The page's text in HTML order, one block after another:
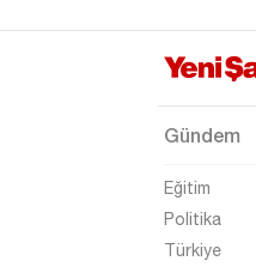
Şanlıurfa
Şırnak
Tokat
Trabzon
Gündem
Eğitim
Politika
Türkiye